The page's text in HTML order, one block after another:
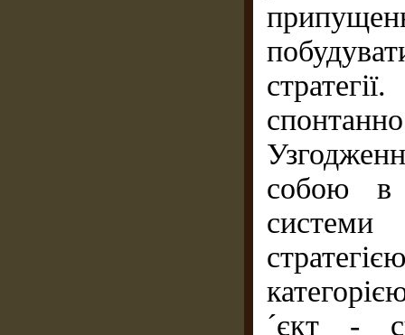
собою в
системи
´єкт -